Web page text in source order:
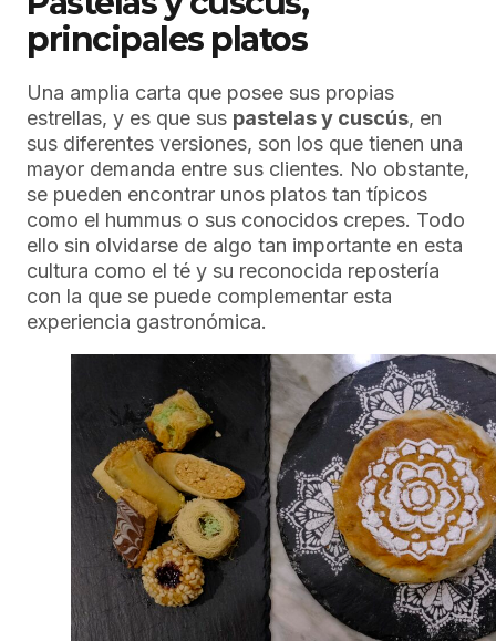
principales platos
Una amplia carta que posee sus propias
estrellas, y es que sus pastelas y cuscús, en
sus diferentes versiones, son los que tienen una
mayor demanda entre sus clientes. No obstante,
se pueden encontrar unos platos tan típicos
como el hummus o sus conocidos crepes. Todo
ello sin olvidarse de algo tan importante en esta
cultura como el té y su reconocida repostería
con la que se puede complementar esta
experiencia gastronómica.